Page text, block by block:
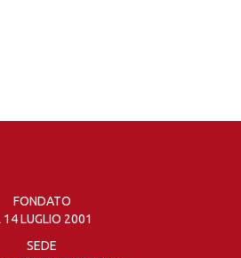
FONDATO
14 LUGLIO 2001
SEDE